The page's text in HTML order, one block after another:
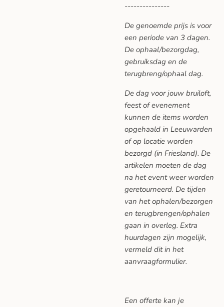
---------------
De genoemde prijs is voor
een periode van 3 dagen.
De ophaal/bezorgdag,
gebruiksdag en de
terugbreng/ophaal dag.
De dag voor jouw bruiloft,
feest of evenement
kunnen de items worden
opgehaald in Leeuwarden
of op locatie worden
bezorgd (in Friesland). De
artikelen moeten de dag
na het event weer worden
geretourneerd. De tijden
van het ophalen/bezorgen
en terugbrengen/ophalen
gaan in overleg. Extra
huurdagen zijn mogelijk,
vermeld dit in het
aanvraagformulier.
Een offerte kan je